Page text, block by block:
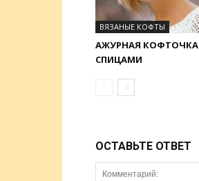
ВЯЗАНЫЕ КОФТЫ
АЖУРНАЯ КОФТОЧКА
СПИЦАМИ
ОСТАВЬТЕ ОТВЕТ